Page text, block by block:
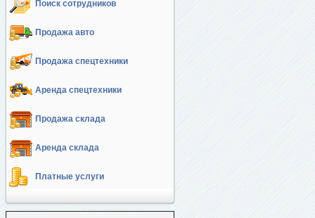
Поиск сотрудников
Продажа авто
Продажа спецтехники
Аренда спецтехники
Продажа склада
Аренда склада
Платные услуги